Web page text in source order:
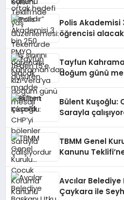
Polis Akademisi
öğrencisi alacak
Tayfun
doğum günü
Bülent Kuşoğlu:
Sarayla
TBMM Genel
Kanunu
Avcılar Belediye
Çaykara ile